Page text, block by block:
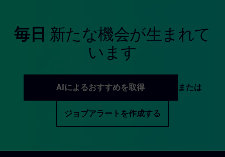
毎日 新たな機会が生まれて
います
AIによるおすすめを取得 または
ジョブアラートを作成する